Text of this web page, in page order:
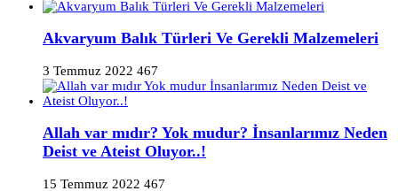
Akvaryum Balık Türleri Ve Gerekli Malzemeleri
3 Temmuz 2022 467
Allah var mıdır? Yok mudur? İnsanlarımız Neden
Deist ve Ateist Oluyor..!
15 Temmuz 2022 467